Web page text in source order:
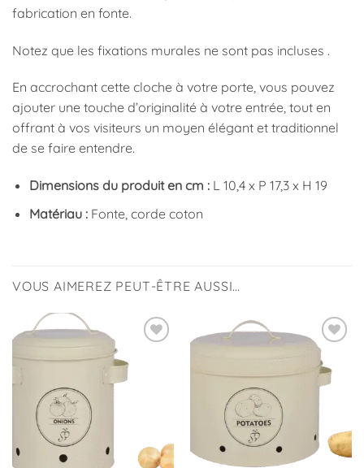
fabrication en fonte.
Notez que les fixations murales ne sont pas incluses .
En accrochant cette cloche à votre porte, vous pouvez
ajouter une touche d’originalité à votre entrée, tout en
offrant à vos visiteurs un moyen élégant et traditionnel
de se faire entendre.
Dimensions du produit en cm : L 10,4 x P 17,3 x H 19
Matériau : Fonte, corde coton
VOUS AIMEREZ PEUT-ÊTRE AUSSI…
Ajouter
à la
liste
d’envies